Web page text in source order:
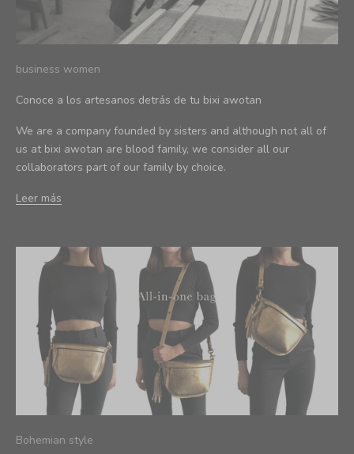
business women
Conoce a los artesanos detrás de tu bixi awotan
We are a company founded by sisters and although not all of
us at bixi awotan are blood family, we consider all our
collaborators part of our family by choice.
Leer más
Bohemian style